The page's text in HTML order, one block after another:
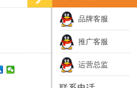
品牌客服
推广客服
运营总监